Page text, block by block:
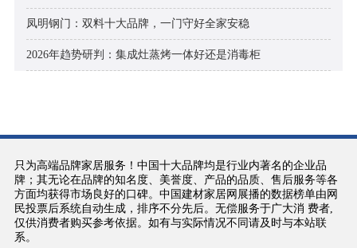
凤明钢门：双料十大品牌，一门守好全家安稳
2026年趋势研判：集成灶蒸烤一体好还是消毒柜
只为高端品牌家居服务！中国十大品牌均是行业内著名的企业品
牌；其无论在品牌的知名度、美誉度、产品的品质、售后服务等各
方面均获得市场良好的口碑。中国建材家居网展播的数据榜单由网
民投票后系统自动生成，排序不分先后。无偿服务于广大消 费者,
仅供消费者购买参考依据。如有与实际情况不同请及时与本站联
系。